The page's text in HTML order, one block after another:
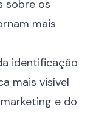
sobre os
mais
identificação
mais visível
e do